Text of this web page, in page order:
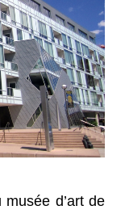
d’art de